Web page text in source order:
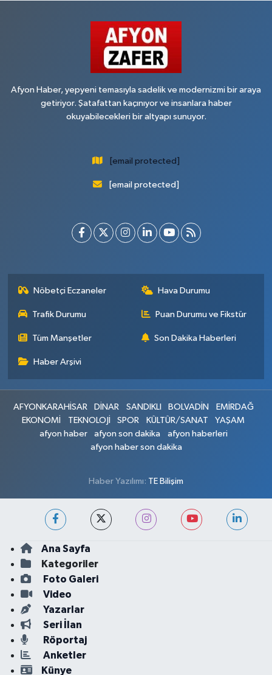
Afyon Haber, yepyeni temasıyla sadelik ve modernizmi bir araya
getiriyor. Şatafattan kaçınıyor ve insanlara haber
okuyabilecekleri bir altyapı sunuyor.
[email protected]
[email protected]
Nöbetçi Eczaneler Hava Durumu
Trafik Durumu Puan Durumu ve Fikstür
Tüm Manşetler Son Dakika Haberleri
Haber Arşivi
AFYONKARAHİSAR DİNAR SANDIKLI BOLVADİN
EMİRDAĞ
EKONOMİ
TEKNOLOJİ SPOR KÜLTÜR/SANAT
YAŞAM
afyon haber
afyon son dakika
afyon haberleri
afyon haber son dakika
Haber Yazılımı: TE Bilişim
Ana Sayfa
Kategoriler
Foto Galeri
Video
Yazarlar
Seri İlan
Röportaj
Anketler
Künye